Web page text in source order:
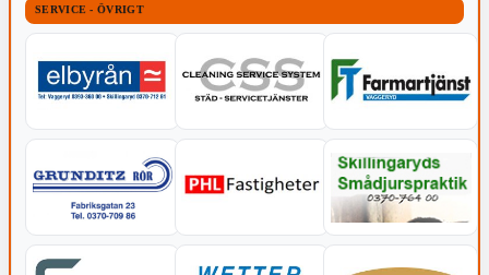
SERVICE - ÖVRIGT